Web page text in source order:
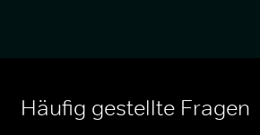
Häufig gestellte Fragen